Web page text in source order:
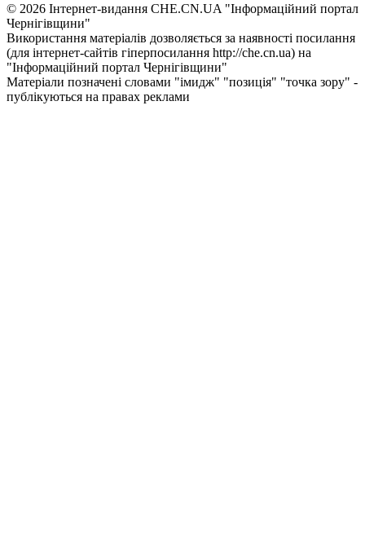
© 2026 Інтернет-видання CHE.CN.UA "Інформаційний портал
Чернiгiвщини"
Використання матеріалів дозволяється за наявності посилання
(для інтернет-сайтів гіперпосилання http://che.cn.ua) на
"Інформаційний портал Чернiгiвщини"
Матеріали позначені словами "імидж" "позиція" "точка зору" -
публікуються на правах реклами